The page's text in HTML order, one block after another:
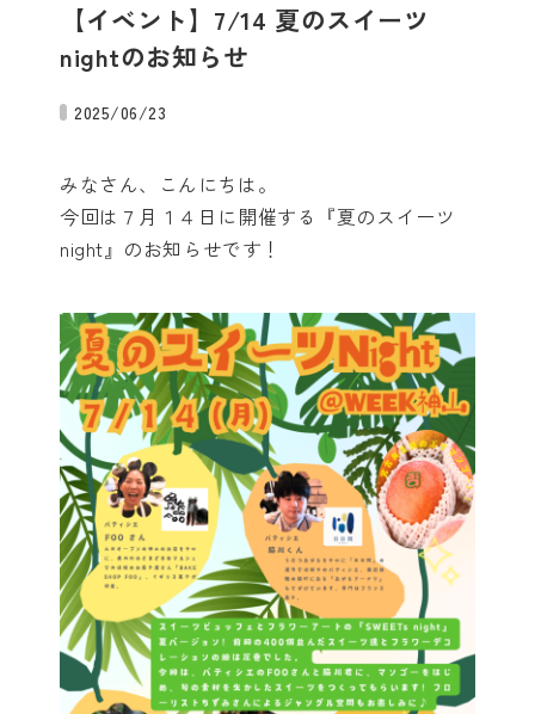
【イベント】7/14 夏のスイーツ
nightのお知らせ
2025/06/23
みなさん、こんにちは。
今回は７月１４日に開催する『夏のスイーツ
night』のお知らせです！